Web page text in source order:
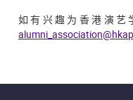
如有兴趣为香港演艺